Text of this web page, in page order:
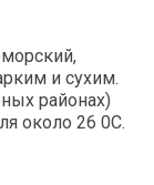
и сухим.
районах)
около 26 0С.